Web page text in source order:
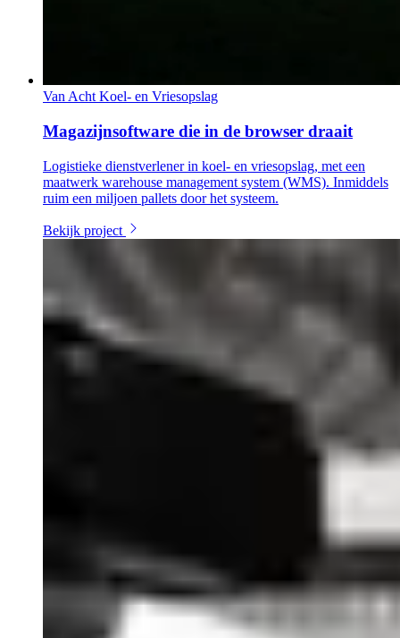
Van Acht Koel- en Vriesopslag
Magazijnsoftware die in de browser draait
Logistieke dienstverlener in koel- en vriesopslag, met een
maatwerk warehouse management system (WMS). Inmiddels
ruim een miljoen pallets door het systeem.
Bekijk project